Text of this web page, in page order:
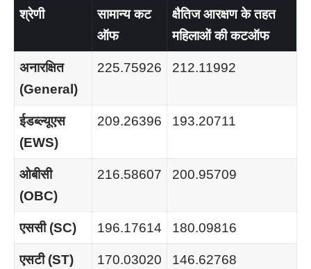
श्रेणी
सामान्य कट
ऑफ
क्षैतिज आरक्षण के तहत
महिलाओं की कटऑफ
अनारक्षित
(General)
225.75926 212.11992
ईडब्ल्यूएस
(EWS)
209.26396 193.20711
ओबीसी
(OBC)
216.58607 200.95709
एससी (SC) 196.17614 180.09816
एसटी (ST) 170.03020
146.62768